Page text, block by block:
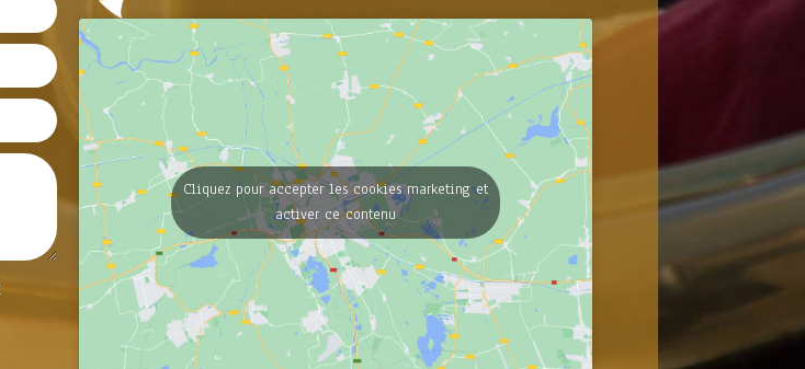
Cliquez pour accepter les cookies marketing et
activer ce contenu